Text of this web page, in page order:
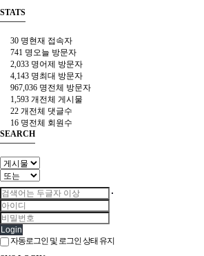
STATS
30 명현재 접속자
741 명 오늘 방문자
2,033 명어제 방문자
4,143 명최대 방문자
967,036 명전체 방문자
1,593 개전체 게시물
22 개전체 댓글수
16 명전체 회원수
SEARCH
Login
자동로그인 및 로그인 상태 유지